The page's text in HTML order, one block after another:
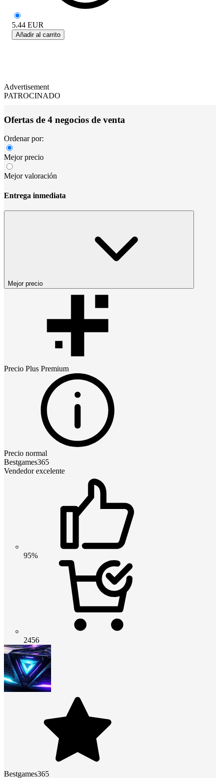
5.44 EUR
Añadir al carrito
Advertisement
PATROCINADO
Ofertas de 4 negocios de venta
Ordenar por:
Mejor precio
Mejor valoración
Entrega inmediata
Mejor precio
Precio Plus Premium
Precio normal
Bestgames365
Vendedor excelente
95%
2456
Bestgames365